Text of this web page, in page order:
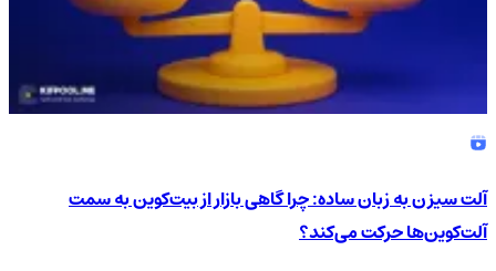
آلت سیزن به زبان ساده: چرا گاهی بازار از بیت‌کوین به سمت
آلت‌کوین‌ها حرکت می‌کند؟